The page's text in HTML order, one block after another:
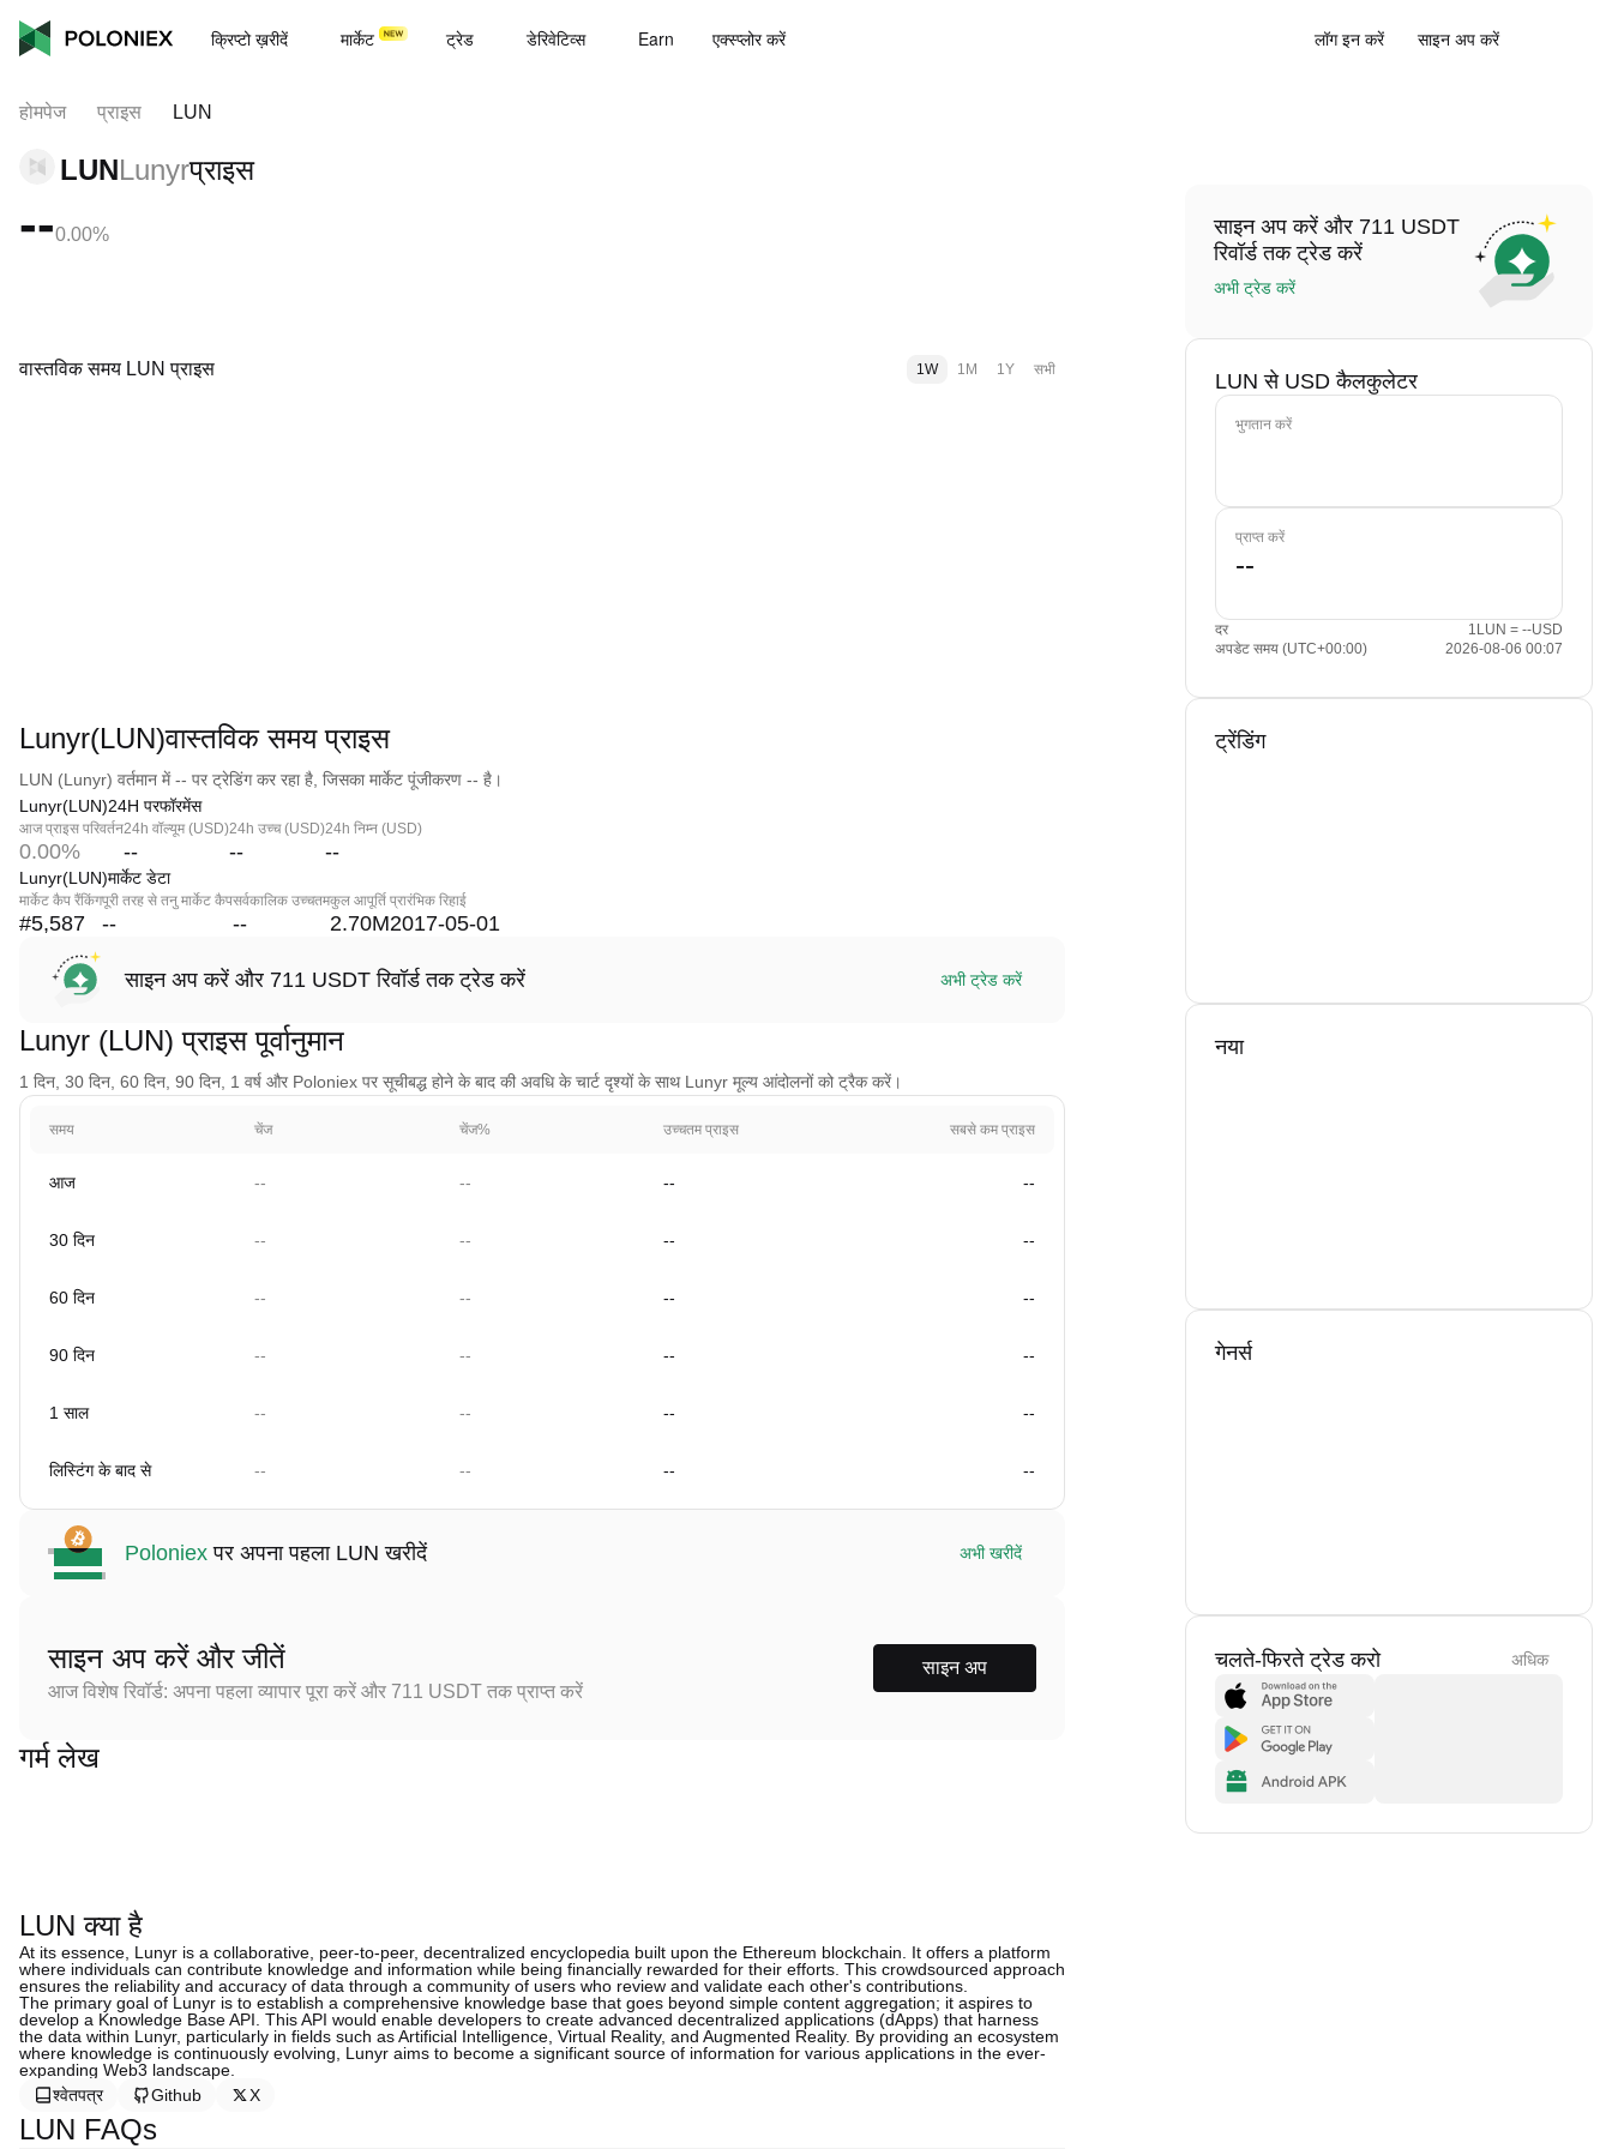
क्रिप्टो ख़रीदें मार्केट ट्रेड डेरिवेटिव्स Earn एक्स्प्लोर करें लॉग इन करें साइन अप करें
होमपेज प्राइस LUN
LUNLunyrप्राइस
--0.00%
वास्तविक समय LUN प्राइस 1W 1M 1Y सभी
Lunyr(LUN)वास्तविक समय प्राइस
LUN (Lunyr) वर्तमान में -- पर ट्रेडिंग कर रहा है, जिसका मार्केट पूंजीकरण -- है।
Lunyr(LUN)24H परफॉरमेंस
आज प्राइस परिवर्तन
0.00%
24h वॉल्यूम (USD)
--
24h उच्च (USD)
--
24h निम्न (USD)
--
Lunyr(LUN)मार्केट डेटा
मार्केट कैप रैंकिंग
#5,587
पूरी तरह से तनु मार्केट कैप
--
सर्वकालिक उच्चतम
--
कुल आपूर्ति
2.70M
प्रारंभिक रिहाई
2017-05-01
साइन अप करें और 711 USDT रिवॉर्ड तक ट्रेड करें अभी ट्रेड करें
Lunyr (LUN) प्राइस पूर्वानुमान
1 दिन, 30 दिन, 60 दिन, 90 दिन, 1 वर्ष और Poloniex पर सूचीबद्ध होने के बाद की अवधि के चार्ट दृश्यों के साथ Lunyr मूल्य आंदोलनों को ट्रैक करें।
समय चेंज चेंज% उच्चतम प्राइस सबसे कम प्राइस
आज -- -- -- --
30 दिन -- -- -- --
60 दिन -- -- -- --
90 दिन -- -- -- --
1 साल -- -- -- --
लिस्टिंग के बाद से -- -- -- --
Poloniex पर अपना पहला LUN खरीदें अभी खरीदें
साइन अप करें और जीतें
आज विशेष रिवॉर्ड: अपना पहला व्यापार पूरा करें और 711 USDT तक प्राप्त करें
साइन अप
गर्म लेख
LUN क्या है
At its essence, Lunyr is a collaborative, peer-to-peer, decentralized encyclopedia built upon the Ethereum blockchain. It offers a platform
where individuals can contribute knowledge and information while being financially rewarded for their efforts. This crowdsourced approach
ensures the reliability and accuracy of data through a community of users who review and validate each other's contributions.
The primary goal of Lunyr is to establish a comprehensive knowledge base that goes beyond simple content aggregation; it aspires to
develop a Knowledge Base API. This API would enable developers to create advanced decentralized applications (dApps) that harness
the data within Lunyr, particularly in fields such as Artificial Intelligence, Virtual Reality, and Augmented Reality. By providing an ecosystem
where knowledge is continuously evolving, Lunyr aims to become a significant source of information for various applications in the ever-
expanding Web3 landscape.
श्वेतपत्र
Github X
LUN FAQs
साइन अप करें और 711 USDT
रिवॉर्ड तक ट्रेड करें
अभी ट्रेड करें
LUN से USD कैलकुलेटर
भुगतान करें
प्राप्त करें
दर
1LUN = --USD
अपडेट समय (UTC+00:00)
2026-08-06 00:07
ट्रेंडिंग
नया
गेनर्स
चलते-फिरते ट्रेड करो अधिक